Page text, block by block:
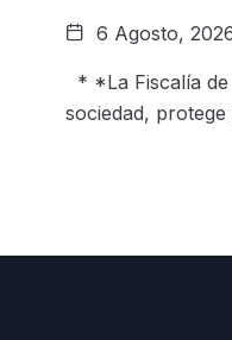
6 Agosto,
* *La Fiscalía
sociedad, protege